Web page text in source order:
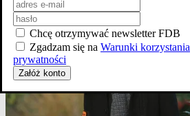
Chcę otrzymywać newsletter FDB
Zgadzam się na Warunki korzystania
prywatności
Załóż konto